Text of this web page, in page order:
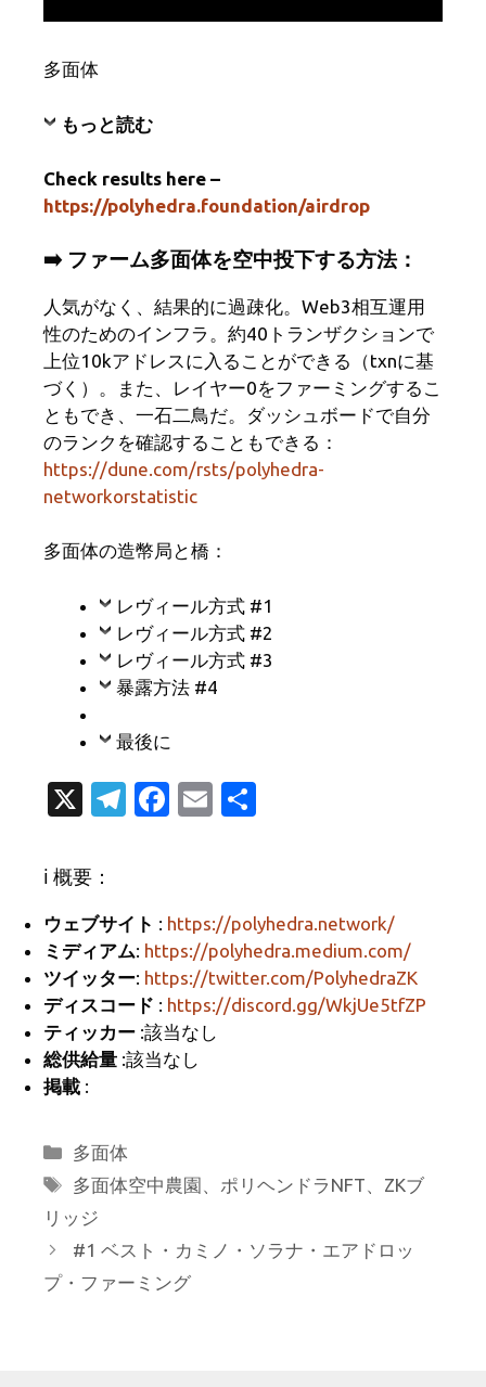
多面体
もっと読む
Check results here –
https://polyhedra.foundation/airdrop
➡️ ファーム多面体を空中投下する方法：
人気がなく、結果的に過疎化。Web3相互運用
性のためのインフラ。約40トランザクションで
上位10kアドレスに入ることができる（txnに基
づく）。また、レイヤー0をファーミングするこ
ともでき、一石二鳥だ。ダッシュボードで自分
のランクを確認することもできる：
https://dune.com/rsts/polyhedra-
networkorstatistic
多面体の造幣局と橋：
レヴィール方式 #1
レヴィール方式 #2
レヴィール方式 #3
暴露方法 #4
最後に
X
T
a
m
Fa
o
o
k
E
ℹ️ 概要：
ウェブサイト : https://polyhedra.network/
ミディアム: https://polyhedra.medium.com/
ツイッター: https://twitter.com/PolyhedraZK
ディスコード : https://discord.gg/WkjUe5tfZP
ティッカー :該当なし
総供給量 :該当なし
掲載 :
カ
テ
リ
ー
多面体
タ
グ
多面体空中農園、 ポリヘンドラNFT、 ZKブ
リッジ
#1 ベスト・カミノ・ソラナ・エアドロッ
プ・ファーミング